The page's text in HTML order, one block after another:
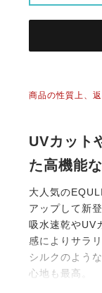
商品の性質上、
UVカット
た高機能
大人気の
アップして新登
吸水速乾やUV
感によりサラ
シルクのよう
心地も最高。